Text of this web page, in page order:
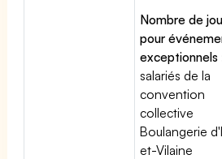
Nombre de
pour
exceptionnels
salariés de la
convention
collective
Boulangerie
et-Vilaine